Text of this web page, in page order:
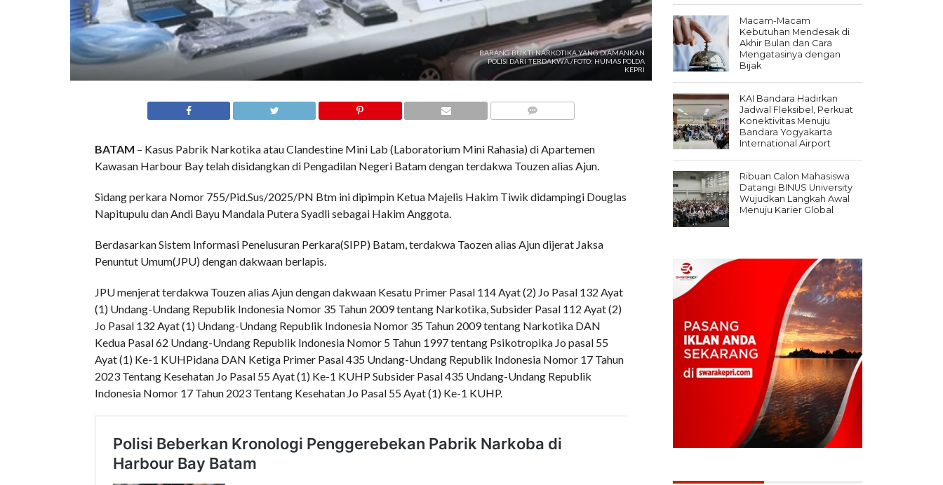
BARANG BUKTI NARKOTIKA YANG DIAMANKAN
POLISI DARI TERDAKWA./FOTO: HUMAS POLDA
KEPRI
BATAM – Kasus Pabrik Narkotika atau Clandestine Mini Lab (Laboratorium Mini Rahasia) di Apartemen
Kawasan Harbour Bay telah disidangkan di Pengadilan Negeri Batam dengan terdakwa Touzen alias Ajun.
Sidang perkara Nomor 755/Pid.Sus/2025/PN Btm ini dipimpin Ketua Majelis Hakim Tiwik didampingi Douglas
Napitupulu dan Andi Bayu Mandala Putera Syadli sebagai Hakim Anggota.
Berdasarkan Sistem Informasi Penelusuran Perkara(SIPP) Batam, terdakwa Taozen alias Ajun dijerat Jaksa
Penuntut Umum(JPU) dengan dakwaan berlapis.
JPU menjerat terdakwa Touzen alias Ajun dengan dakwaan Kesatu Primer Pasal 114 Ayat (2) Jo Pasal 132 Ayat
(1) Undang-Undang Republik Indonesia Nomor 35 Tahun 2009 tentang Narkotika, Subsider Pasal 112 Ayat (2)
Jo Pasal 132 Ayat (1) Undang-Undang Republik Indonesia Nomor 35 Tahun 2009 tentang Narkotika DAN
Kedua Pasal 62 Undang-Undang Republik Indonesia Nomor 5 Tahun 1997 tentang Psikotropika Jo pasal 55
Ayat (1) Ke-1 KUHPidana DAN Ketiga Primer Pasal 435 Undang-Undang Republik Indonesia Nomor 17 Tahun
2023 Tentang Kesehatan Jo Pasal 55 Ayat (1) Ke-1 KUHP Subsider Pasal 435 Undang-Undang Republik
Indonesia Nomor 17 Tahun 2023 Tentang Kesehatan Jo Pasal 55 Ayat (1) Ke-1 KUHP.
Macam-Macam
Kebutuhan Mendesak di
Akhir Bulan dan Cara
Mengatasinya dengan
Bijak
KAI Bandara Hadirkan
Jadwal Fleksibel, Perkuat
Konektivitas Menuju
Bandara Yogyakarta
International Airport
Ribuan Calon Mahasiswa
Datangi BINUS University
Wujudkan Langkah Awal
Menuju Karier Global